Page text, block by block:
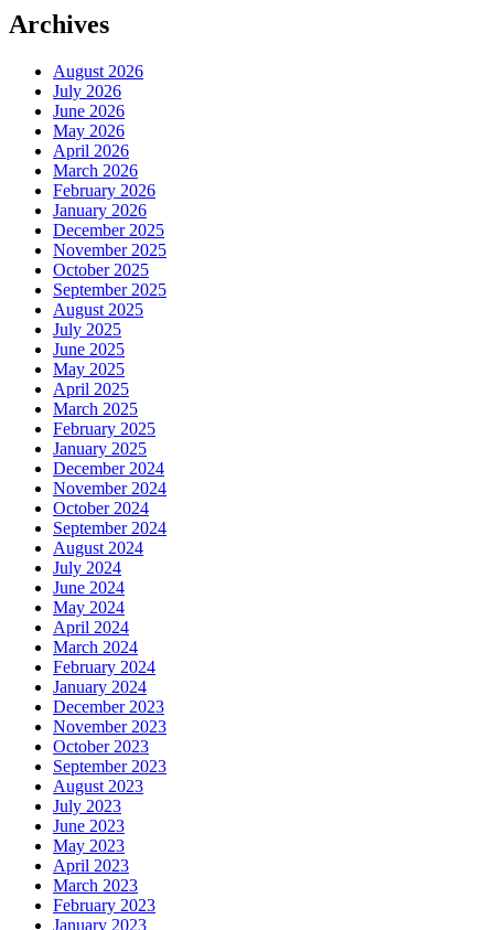
Archives
August 2026
July 2026
June 2026
May 2026
April 2026
March 2026
February 2026
January 2026
December 2025
November 2025
October 2025
September 2025
August 2025
July 2025
June 2025
May 2025
April 2025
March 2025
February 2025
January 2025
December 2024
November 2024
October 2024
September 2024
August 2024
July 2024
June 2024
May 2024
April 2024
March 2024
February 2024
January 2024
December 2023
November 2023
October 2023
September 2023
August 2023
July 2023
June 2023
May 2023
April 2023
March 2023
February 2023
January 2023